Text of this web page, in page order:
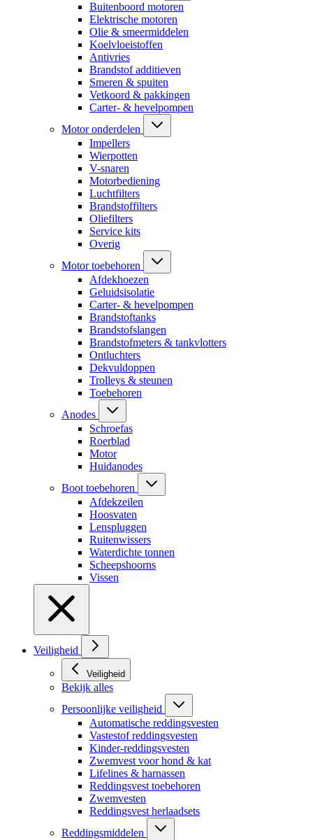
Buitenboord motoren
Elektrische motoren
Olie & smeermiddelen
Koelvloeistoffen
Antivries
Brandstof additieven
Smeren & spuiten
Vetkoord & pakkingen
Carter- & hevelpompen
Motor onderdelen
Impellers
Wierpotten
V-snaren
Motorbediening
Luchtfilters
Brandstoffilters
Oliefilters
Service kits
Overig
Motor toebehoren
Afdekhoezen
Geluidsisolatie
Carter- & hevelpompen
Brandstoftanks
Brandstofslangen
Brandstofmeters & tankvlotters
Ontluchters
Dekvuldoppen
Trolleys & steunen
Toebehoren
Anodes
Schroefas
Roerblad
Motor
Huidanodes
Boot toebehoren
Afdekzeilen
Hoosvaten
Lenspluggen
Ruitenwissers
Waterdichte tonnen
Scheepshoorns
Vissen
Veiligheid
Veiligheid
Bekijk alles
Persoonlijke veiligheid
Automatische reddingsvesten
Vastestof reddingsvesten
Kinder-reddingsvesten
Zwemvest voor hond & kat
Lifelines & harnassen
Reddingsvest toebehoren
Zwemvesten
Reddingsvest herlaadsets
Reddingsmiddelen